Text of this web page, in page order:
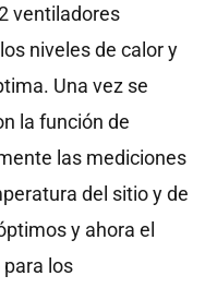
ventiladores
niveles de calor y
Una vez se
la función de
las mediciones
del sitio y de
y ahora el
los